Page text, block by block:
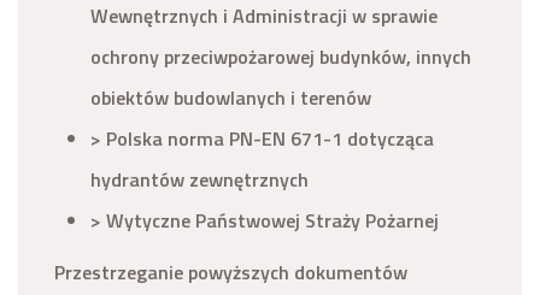
Wewnętrznych i Administracji w sprawie
ochrony przeciwpożarowej budynków, innych
obiektów budowlanych i terenów
> Polska norma PN-EN 671-1 dotycząca
hydrantów zewnętrznych
> Wytyczne Państwowej Straży Pożarnej
Przestrzeganie powyższych dokumentów